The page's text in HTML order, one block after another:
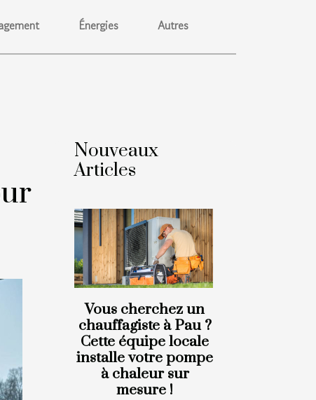
Énergies Autres
Nouveaux
Articles
Vous cherchez un
chauffagiste à Pau ?
Cette équipe locale
installe votre pompe
à chaleur sur
mesure !